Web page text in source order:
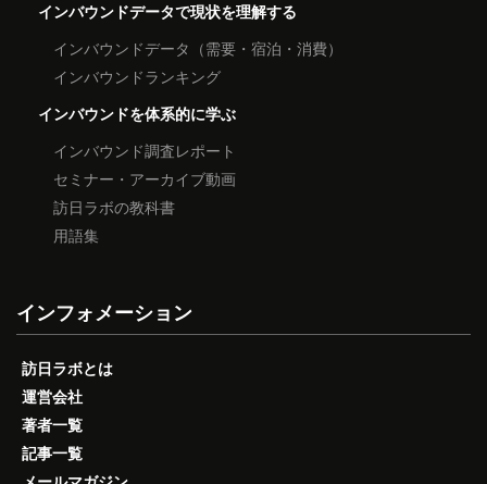
インバウンドデータで現状を理解する
インバウンドデータ（需要・宿泊・消費）
インバウンドランキング
インバウンドを体系的に学ぶ
インバウンド調査レポート
セミナー・アーカイブ動画
訪日ラボの教科書
用語集
インフォメーション
訪日ラボとは
運営会社
著者一覧
記事一覧